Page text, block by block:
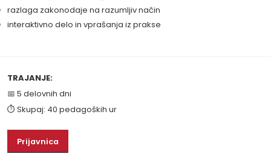
razlaga zakonodaje na razumljiv način
interaktivno delo in vprašanja iz prakse
TRAJANJE:
📅 5 delovnih dni
⏱ Skupaj: 40 pedagoških ur
Prijavnica